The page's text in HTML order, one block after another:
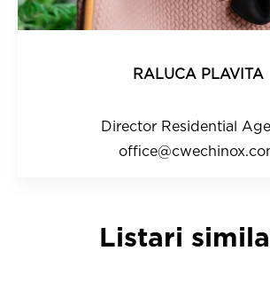
RALUCA PLAVITA
Director Residential
Listari